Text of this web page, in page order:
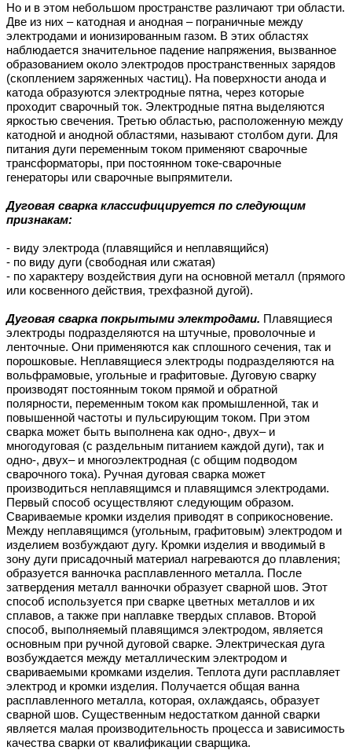
Но и в этом небольшом пространстве различают три области.
Две из них – катодная и анодная – пограничные между
электродами и ионизированным газом. В этих областях
наблюдается значительное падение напряжения, вызванное
образованием около электродов пространственных зарядов
(скоплением заряженных частиц). На поверхности анода и
катода образуются электродные пятна, через которые
проходит сварочный ток. Электродные пятна выделяются
яркостью свечения. Третью областью, расположенную между
катодной и анодной областями, называют столбом дуги. Для
питания дуги переменным током применяют сварочные
трансформаторы, при постоянном токе-сварочные
генераторы или сварочные выпрямители.
Дуговая сварка классифицируется по следующим
признакам:
- виду электрода (плавящийся и неплавящийся)
- по виду дуги (свободная или сжатая)
- по характеру воздействия дуги на основной металл (прямого
или косвенного действия, трехфазной дугой).
Дуговая сварка покрытыми электродами. Плавящиеся
электроды подразделяются на штучные, проволочные и
ленточные. Они применяются как сплошного сечения, так и
порошковые. Неплавящиеся электроды подразделяются на
вольфрамовые, угольные и графитовые. Дуговую сварку
производят постоянным током прямой и обратной
полярности, переменным током как промышленной, так и
повышенной частоты и пульсирующим током. При этом
сварка может быть выполнена как одно-, двух– и
многодуговая (с раздельным питанием каждой дуги), так и
одно-, двух– и многоэлектродная (с общим подводом
сварочного тока). Ручная дуговая сварка может
производиться неплавящимся и плавящимся электродами.
Первый способ осуществляют следующим образом.
Свариваемые кромки изделия приводят в соприкосновение.
Между неплавящимся (угольным, графитовым) электродом и
изделием возбуждают дугу. Кромки изделия и вводимый в
зону дуги присадочный материал нагреваются до плавления;
образуется ванночка расплавленного металла. После
затвердения металл ванночки образует сварной шов. Этот
способ используется при сварке цветных металлов и их
сплавов, а также при наплавке твердых сплавов. Второй
способ, выполняемый плавящимся электродом, является
основным при ручной дуговой сварке. Электрическая дуга
возбуждается между металлическим электродом и
свариваемыми кромками изделия. Теплота дуги расплавляет
электрод и кромки изделия. Получается общая ванна
расплавленного металла, которая, охлаждаясь, образует
сварной шов. Существенным недостатком данной сварки
является малая производительность процесса и зависимость
качества сварки от квалификации сварщика.